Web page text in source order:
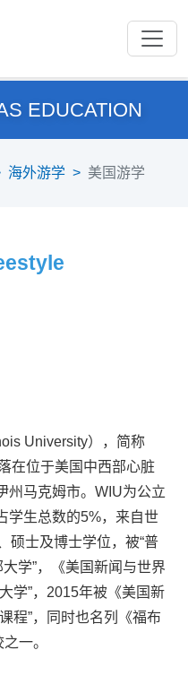
EDUCATION
海外游学 > 美国游学
University），简称
在位于美国中西部心脏
州马克姆市。WIU为公立
学生总数的5%，来自世
硕士及博士学位，被“普
学”，《美国新闻与世界
学”，2015年被《美国新
程”，同时也名列《福布
一。